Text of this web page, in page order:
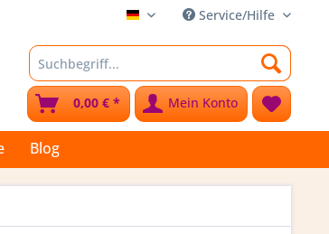
Stoffkleks Service/Hilfe
Mein Konto
0,00 € *
Blog